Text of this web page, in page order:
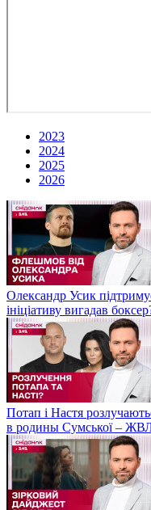
2023
2024
2025
2026
Олександр Усик
ініціативу вигадав
Потап і Настя
в родины Сумської – ЖВЛ